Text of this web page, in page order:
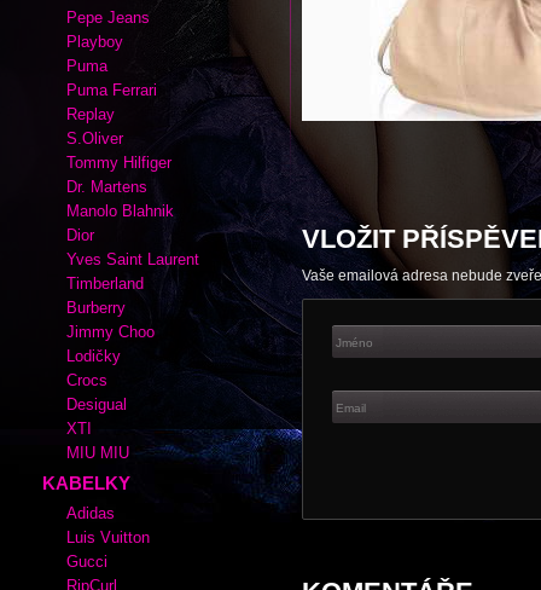
Rubrika kabelek a bot:
VLOŽIT
Adidas
Cate Gray
Converse
Esprit
Fox
Lacoste
Nike
Pepe Jeans
Playboy
Puma
Puma Ferrari
Replay
S.Oliver
Tommy Hilfiger
Dr. Martens
Manolo Blahnik
Dior
Yves Saint Laurent
Timberland
Burberry
Jimmy Choo
Lodičky
Crocs
Desigual